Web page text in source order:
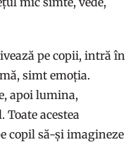
pe copii, intră în
simt emoția.
apoi lumina,
acestea
copil să-și imagineze